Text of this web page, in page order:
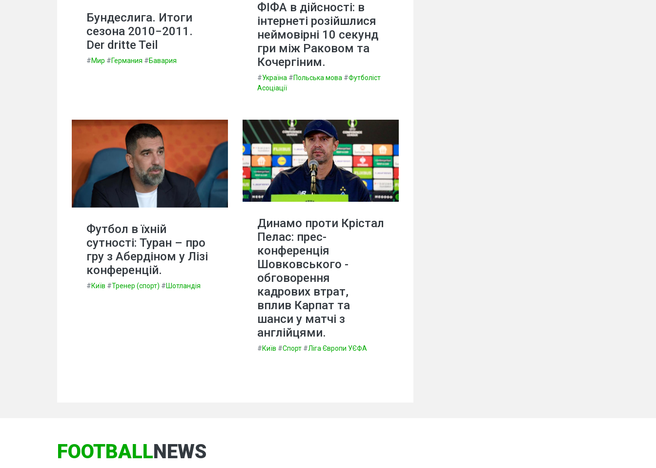
Бундеслига. Итоги
сезона 2010−2011.
Der dritte Teil
#Мир #Германия #Бавария
ФІФА в дійсності: в
інтернеті розійшлися
неймовірні 10 секунд
гри між Раковом та
Кочергіним.
#Україна #Польська мова #Футболіст
Асоціації
Футбол в їхній
сутності: Туран – про
гру з Абердіном у Лізі
конференцій.
#Київ #Тренер (спорт) #Шотландія
Динамо проти Крістал
Пелас: прес-
конференція
Шовковського -
обговорення
кадрових втрат,
вплив Карпат та
шанси у матчі з
англійцями.
#Київ #Спорт #Ліга Європи УЄФА
FOOTBALLNEWS